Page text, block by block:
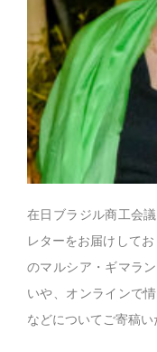
在日ブラジル商工会
レターをお届けして
のマルシア・ギマラ
いや、オンラインで
などについてご寄稿い